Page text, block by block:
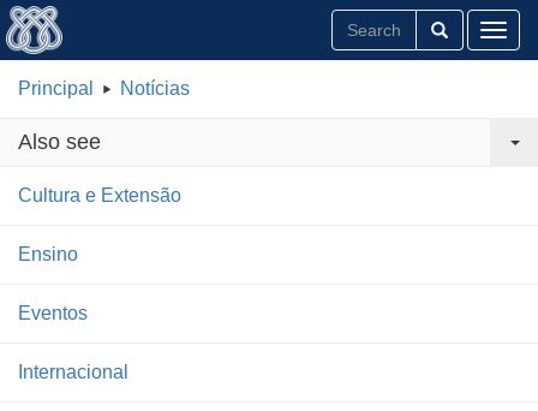
Principal Notícias
Also see
Cultura e Extensão
Ensino
Eventos
Internacional